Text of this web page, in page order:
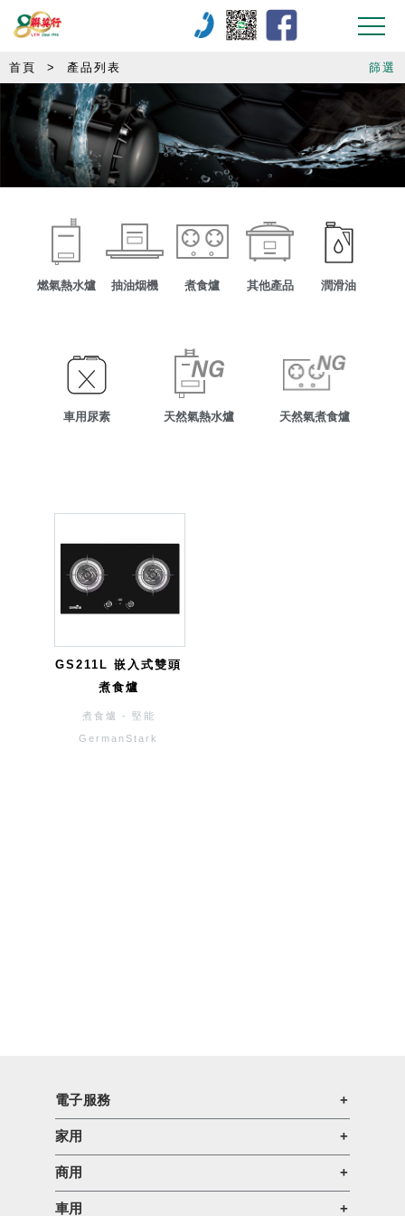
首頁 > 產品列表 篩選
燃氣熱水爐 抽油烟機 煮食爐 其他產品 潤滑油
車用尿素 天然氣熱水爐 天然氣煮食爐
GS211L 嵌入式雙頭
煮食爐
煮食爐 - 堅能
GermanStark
電子服務
家用
商用
車用